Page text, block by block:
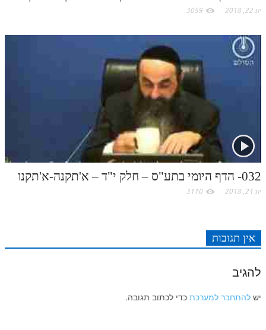
יונ 22, 2018 3059
032- הדף היומי בתע"ס – חלק י"ד – א'תקנה-א'תקנו
יונ 21, 2018 3110
אין תגובות
להגיב
יש להתחבר למערכת כדי לכתוב תגובה.